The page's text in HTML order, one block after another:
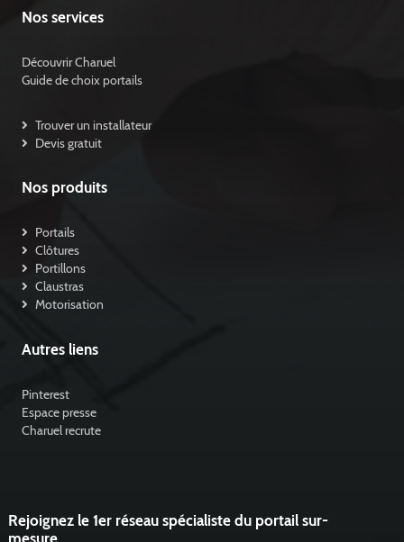
Nos services
Découvrir Charuel
Guide de choix portails
Trouver un installateur
Devis gratuit
Nos produits
Portails
Clôtures
Portillons
Claustras
Motorisation
Autres liens
Pinterest
Espace presse
Charuel recrute
Rejoignez le 1er réseau spécialiste du portail sur-
mesure